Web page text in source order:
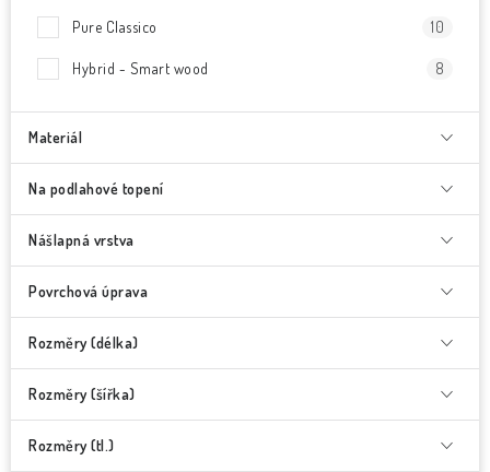
Pure Classico 10
Hybrid - Smart wood 8
Materiál
Na podlahové topení
Nášlapná vrstva
Povrchová úprava
Rozměry (délka)
Rozměry (šířka)
Rozměry (tl.)